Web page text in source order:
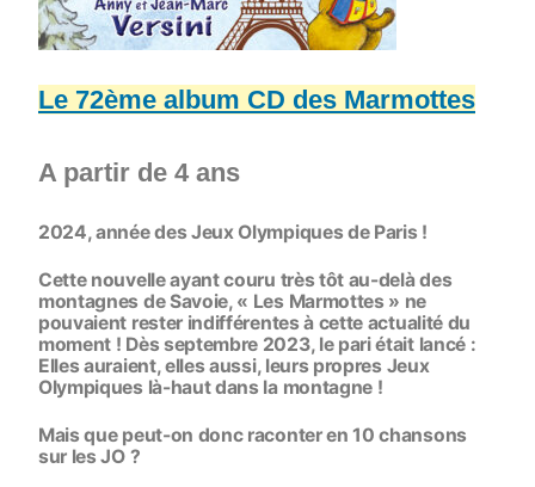
Le 72ème album CD des Marmottes
A partir de 4 ans
2024, année des Jeux Olympiques de Paris !
Cette nouvelle ayant couru très tôt au-delà des
montagnes de Savoie, « Les Marmottes » ne
pouvaient rester indifférentes à cette actualité du
moment ! Dès septembre 2023, le pari était lancé :
Elles auraient, elles aussi, leurs propres Jeux
Olympiques là-haut dans la montagne !
Mais que peut-on donc raconter en 10 chansons
sur les JO ?